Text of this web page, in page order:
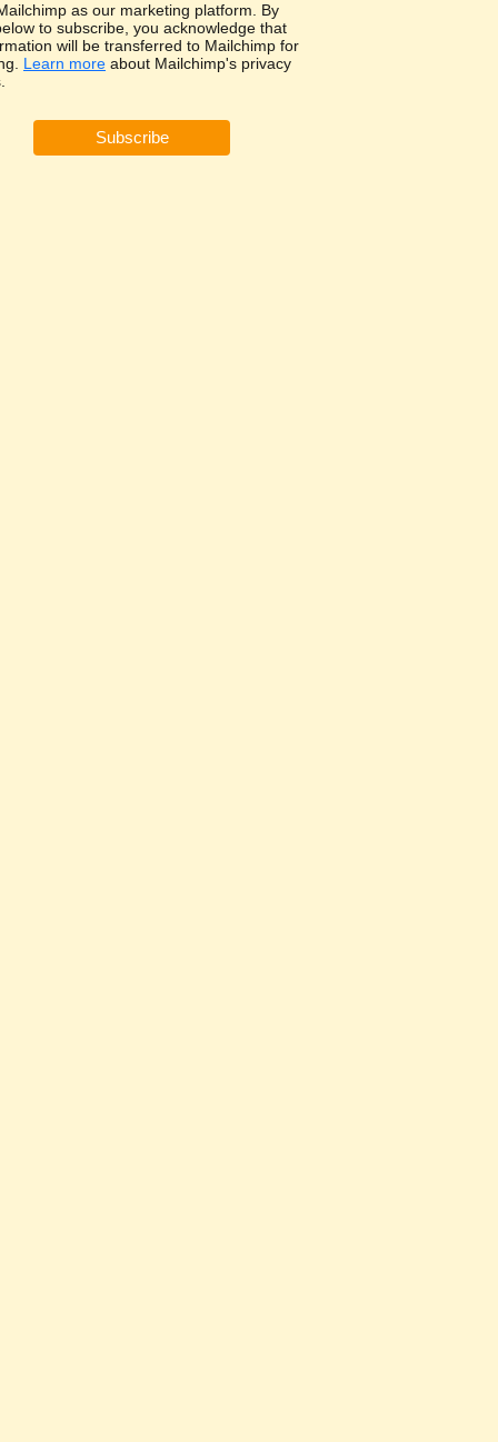
as our marketing platform. By
to subscribe, you acknowledge that
will be transferred to Mailchimp for
Learn more about Mailchimp's privacy